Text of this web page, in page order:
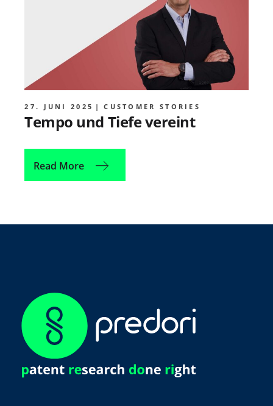
27. JUNI 2025 CUSTOMER STORIES
Tempo und Tiefe vereint
Read More